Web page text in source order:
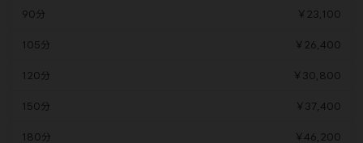
90分 ￥23,100
105分 ￥26,400
120分 ￥30,800
150分 ￥37,400
180分 ￥46,200